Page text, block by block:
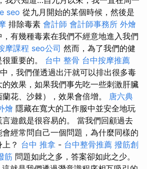
seo 從九月開始的某個時候，然後是
排除毒素 會計師 會計師事務所 外燴
有幾種毒素在我們不經意地進入我們
摩課程 seo公司 然而，為了我們的健
重要的。 台中 整骨 台中按摩推薦
，我們僅透過出汗就可以排出很多毒
效果，如果我們事先吃一些刺激肝臟
花、沙棘），效果會倍增。 唐六典
燴 隱藏在寬大的工作服中並安全地玩
遊戲是很容易的。 當我們回顧過去
經常問自己一個問題，為什麼同樣的
？ 台中 推拿 - 台中整骨推薦 撥筋創
筋 問題如此之多，答案卻如此之少。